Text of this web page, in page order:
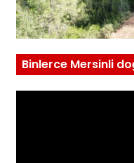
Binlerce Mersinli